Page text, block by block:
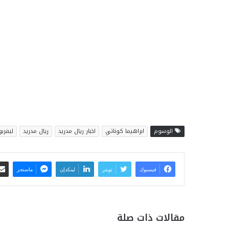
الوسوم ابراهيما كوناتي اخبار ريال مدريد ريال مدريد
فيسبوك تويتر لينكدإن ماسنجر
مقالات ذات صلة